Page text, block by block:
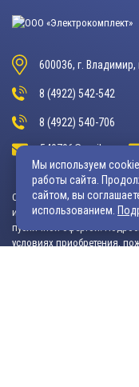
600036, г.
8 (4922) 542-542
8 (4922) 540-706
540706@mail.ru
Обращаем ваше внимание,
информационный характер
публичной офертой.
условиях приобретения,
Мы используем
работы сайта.
сайтом, вы
использованием.